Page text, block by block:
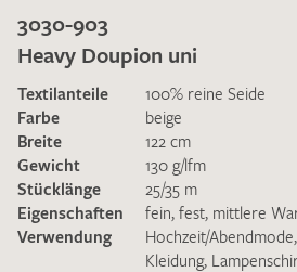
Ich bin damit einverstanden, dass
zur Beantwortung meiner
DieDatenschutzbestimmungen
genommen und akzeptiere diese.
3030-903
Heavy Doupion uni
Textilanteile
100% reine Seide
Farbe
beige
Breite
122 cm
Gewicht
130 g/lfm
Stücklänge
25/35 m
Eigenschaften
fein, fest, mittlere
Verwendung
Hochzeit/Abendmode,
Kleidung,